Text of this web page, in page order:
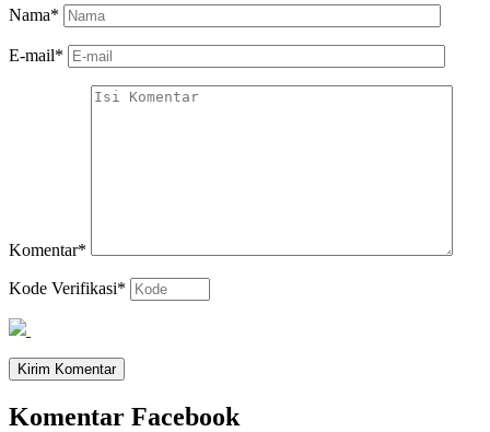
Nama*
E-mail*
Komentar*
Kode Verifikasi*
Komentar Facebook